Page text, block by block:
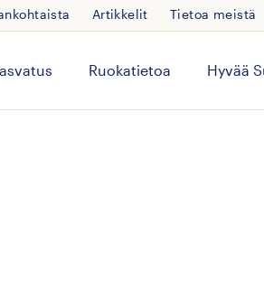
Artikkelit Tietoa meistä
Ruokatietoa Hyvää